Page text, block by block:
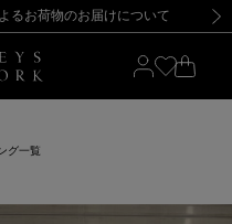
新規登録のお客様も対象！＜MY BARNEYS＞会員のお客様は11,000円（税込）以上のお買上げで常時送料無料！お買い物の際は会員登録を！
【夏季休業に伴う返品・交換承り一時停止のお知らせ】（2026.8.5）
るお荷物のお届けについて
ご案内・ご注意事項 新規登録のお客様も対象！＜MY BARNEYS＞会員のお客様は11,000円（税込）以上のお買上げで常時送料無料！お買い物の際は会員登録を！
【夏季休業に伴う返品・交換承り一時停止のお知らせ】（2026.8.5）
グ一覧